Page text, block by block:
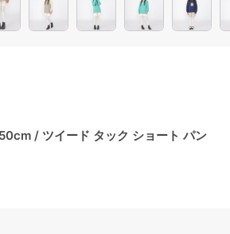
/ ツイード タック ショート パン